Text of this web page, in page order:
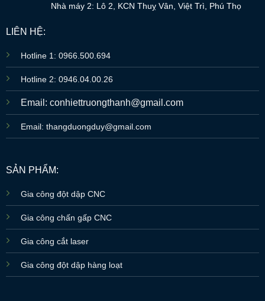
Nhà máy 2: Lô 2, KCN Thuỵ Vân, Việt Trì, Phú Thọ
LIÊN HỆ:
Hotline 1: 0966.500.694
Hotline 2: 0946.04.00.26
Email: conhiettruongthanh@gmail.com
Email: thangduongduy@gmail.com
SẢN PHẨM:
Gia công đột dập CNC
Gia công chấn gấp CNC
Gia công cắt laser
Gia công đột dập hàng loạt